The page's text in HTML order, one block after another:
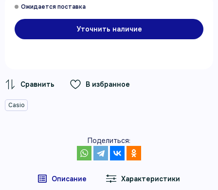
Уточнить наличие
В избранное
Casio
Поделиться:
Описание
Характеристики